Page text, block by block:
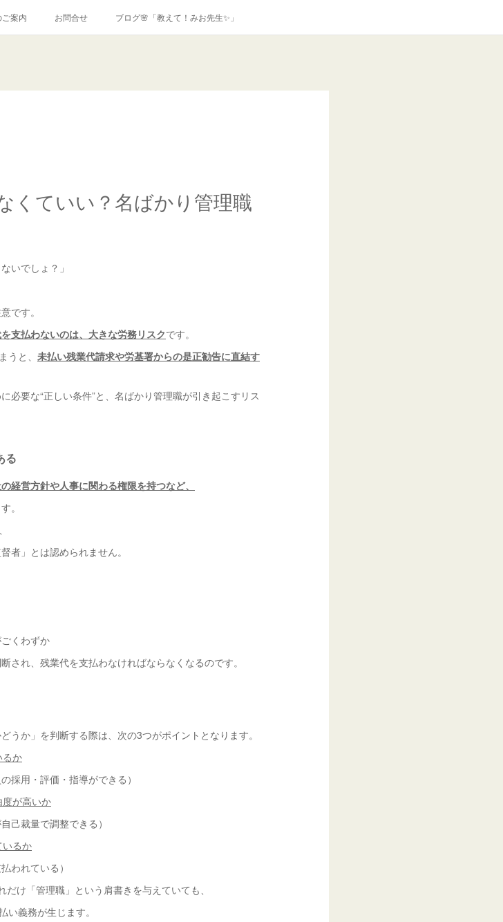
案内 お問合せ ブログ🌸「教えて！みお先生✨」
くていい？名ばかり管理職
いでしょ？」
です。
支払わないのは、大きな労務リスクです。
うと、 未払い残業代請求や労基署からの是正勧告に直結す
必要な“正しい条件”と、名ばかり管理職が引き起こすリス
る
経営方針や人事に関わる権限を持つなど、
。
者」とは認められません。
くわずか
され、残業代を支払わなければならなくなるのです。
うか」を判断する際は、次の3つがポイントとなります。
るか
採用・評価・指導ができる）
が高いか
己裁量で調整できる）
るか
われている）
け「管理職」という肩書きを与えていても、
い義務が生じます。